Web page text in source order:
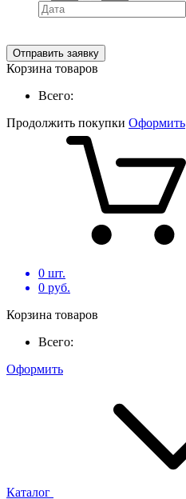
Отправить заявку
Корзина товаров
Всего:
Продолжить покупки Оформить
0 шт.
0 руб.
Корзина товаров
Всего:
Оформить
Каталог